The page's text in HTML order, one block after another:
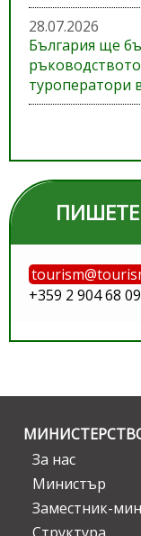
28.07.2026
България ще
туроператори
+359 2 904 68 09
За нас
Министър
Заместник-